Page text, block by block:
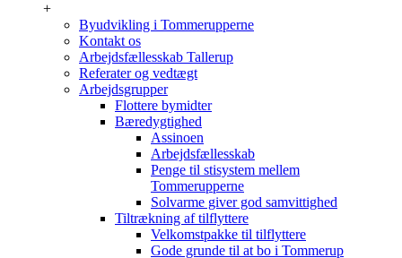
+
Byudvikling i Tommerupperne
Kontakt os
Arbejdsfællesskab Tallerup
Referater og vedtægt
Arbejdsgrupper
Flottere bymidter
Bæredygtighed
Assinoen
Arbejdsfællesskab
Penge til stisystem mellem
Tommerupperne
Solvarme giver god samvittighed
Tiltrækning af tilflyttere
Velkomstpakke til tilflyttere
Gode grunde til at bo i Tommerup